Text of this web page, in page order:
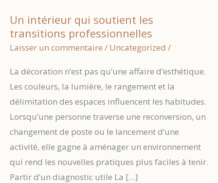
Un intérieur qui soutient les
transitions professionnelles
Laisser un commentaire / Uncategorized /
La décoration n’est pas qu’une affaire d’esthétique.
Les couleurs, la lumière, le rangement et la
délimitation des espaces influencent les habitudes.
Lorsqu’une personne traverse une reconversion, un
changement de poste ou le lancement d’une
activité, elle gagne à aménager un environnement
qui rend les nouvelles pratiques plus faciles à tenir.
Partir d’un diagnostic utile La […]